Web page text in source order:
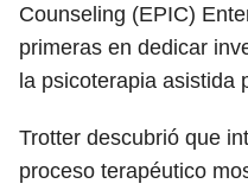
Counseling (EPIC)
primeras en dedicar
la psicoterapia asistida
Trotter descubrió que
proceso terapéutico